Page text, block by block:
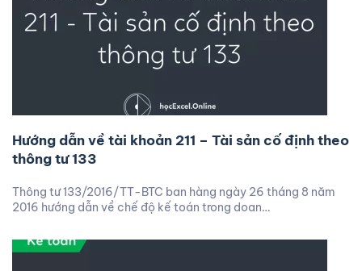
Hướng dẫn về tài khoản 211 – Tài sản cố định theo
thông tư 133
Thông tư 133/2016/TT-BTC ban hàng ngày 26 tháng 8 năm
2016 hướng dẫn về chế độ kế toán trong doan…